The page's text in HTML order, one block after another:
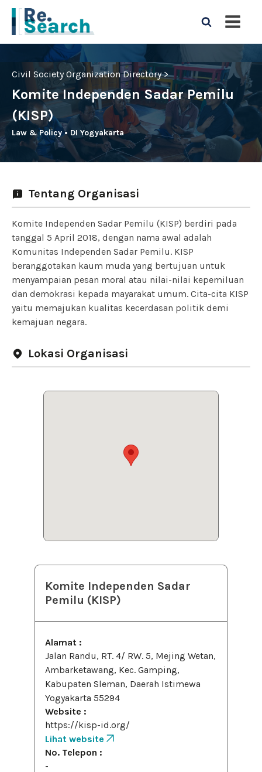
Civil Society Organization Directory >
Komite Independen Sadar Pemilu
(KISP)
Law & Policy• DI Yogyakarta
Tentang Organisasi
Komite Independen Sadar Pemilu (KISP) berdiri pada
tanggal 5 April 2018, dengan nama awal adalah
Komunitas Independen Sadar Pemilu. KISP
beranggotakan kaum muda yang bertujuan untuk
menyampaian pesan moral atau nilai-nilai kepemiluan
dan demokrasi kepada mayarakat umum. Cita-cita KISP
yaitu memajukan kualitas kecerdasan politik demi
kemajuan negara.
Lokasi Organisasi
Komite Independen Sadar
Pemilu (KISP)
Alamat :
Jalan Randu, RT. 4/ RW. 5, Mejing Wetan,
Ambarketawang, Kec. Gamping,
Kabupaten Sleman, Daerah Istimewa
Yogyakarta 55294
Website :
https://kisp-id.org/
Lihat website
No. Telepon :
-